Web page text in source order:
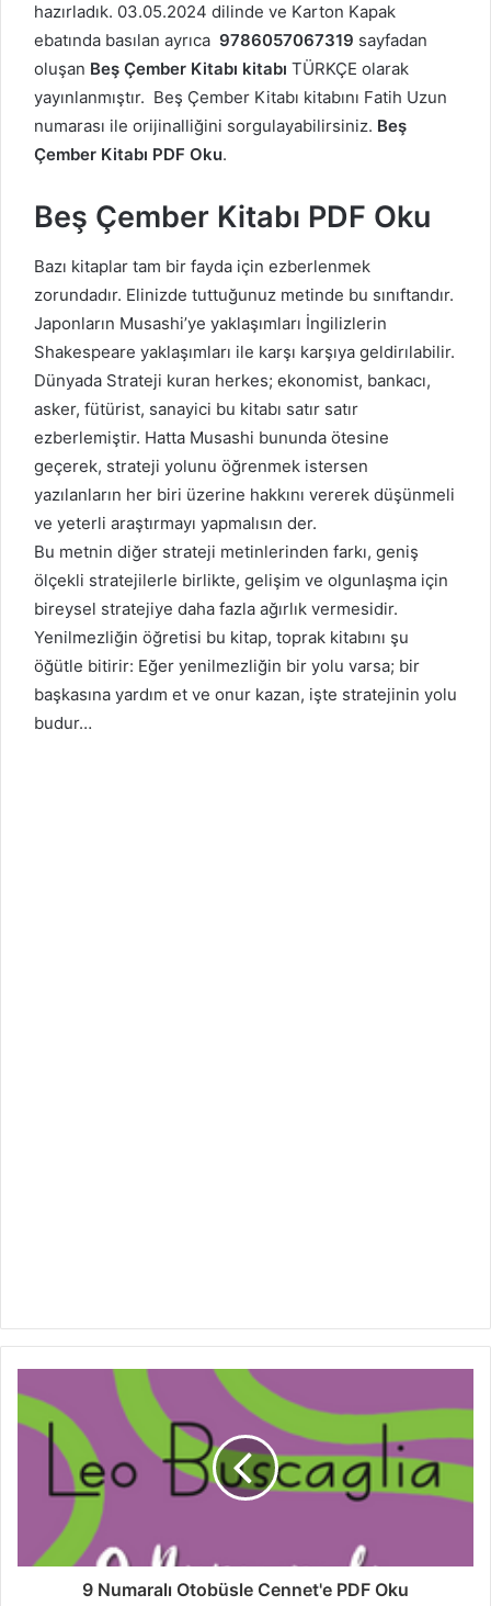
hazırladık. 03.05.2024 dilinde ve Karton Kapak
ebatında basılan ayrıca 9786057067319 sayfadan
oluşan Beş Çember Kitabı kitabı TÜRKÇE olarak
yayınlanmıştır. Beş Çember Kitabı kitabını Fatih Uzun
numarası ile orijinalliğini sorgulayabilirsiniz. Beş
Çember Kitabı PDF Oku.
Beş Çember Kitabı PDF Oku
Bazı kitaplar tam bir fayda için ezberlenmek
zorundadır. Elinizde tuttuğunuz metinde bu sınıftandır.
Japonların Musashi’ye yaklaşımları İngilizlerin
Shakespeare yaklaşımları ile karşı karşıya geldirılabilir.
Dünyada Strateji kuran herkes; ekonomist, bankacı,
asker, fütürist, sanayici bu kitabı satır satır
ezberlemiştir. Hatta Musashi bununda ötesine
geçerek, strateji yolunu öğrenmek istersen
yazılanların her biri üzerine hakkını vererek düşünmeli
ve yeterli araştırmayı yapmalısın der.
Bu metnin diğer strateji metinlerinden farkı, geniş
ölçekli stratejilerle birlikte, gelişim ve olgunlaşma için
bireysel stratejiye daha fazla ağırlık vermesidir.
Yenilmezliğin öğretisi bu kitap, toprak kitabını şu
öğütle bitirir: Eğer yenilmezliğin bir yolu varsa; bir
başkasına yardım et ve onur kazan, işte stratejinin yolu
budur…
9 Numaralı Otobüsle Cennet'e PDF Oku